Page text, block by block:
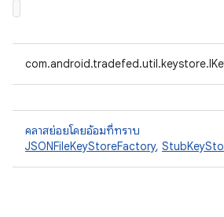
คลาสย่อยโดยอ้อมที่ทราบ
JSONFileKeyStoreFactory,